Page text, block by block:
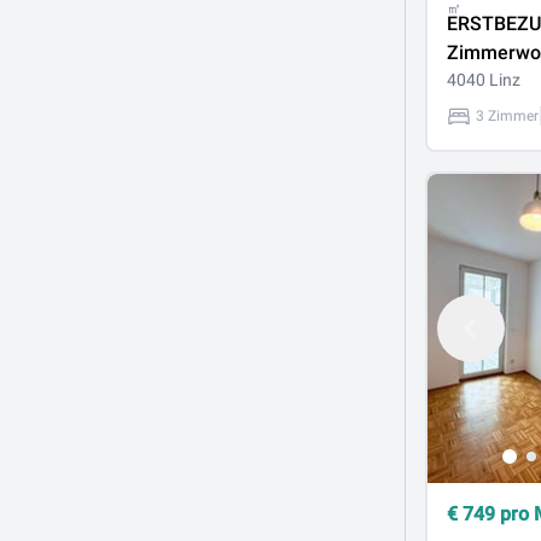
㎡
großer
Bestlage
4040 Linz
3 Zimmer
€ 749 pro